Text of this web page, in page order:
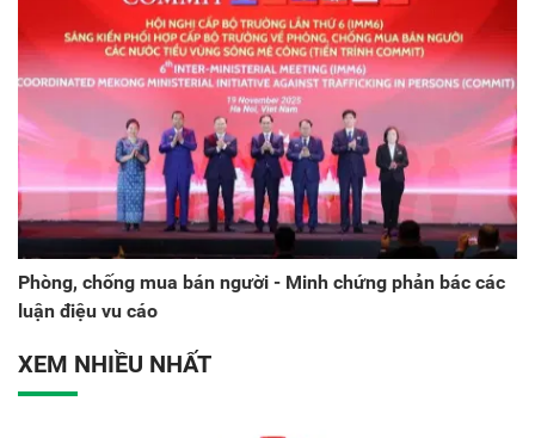
Phòng, chống mua bán người - Minh chứng phản bác các
luận điệu vu cáo
XEM NHIỀU NHẤT